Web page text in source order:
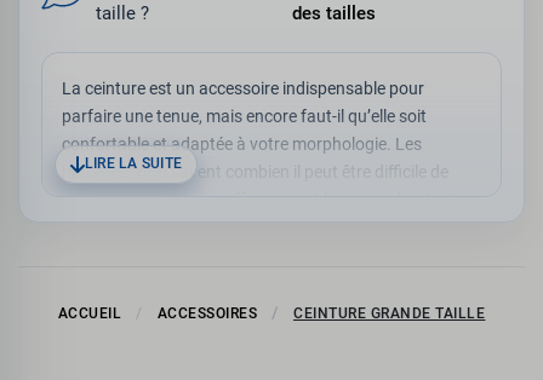
taille ?
des tailles
La ceinture est un accessoire indispensable pour
parfaire une tenue, mais encore faut-il qu’elle soit
confortable et adaptée à votre morphologie. Les
hommes forts savent combien il peut être difficile de
trouver une ceinture suffisamment longue, robuste et
aisance au quotidien.
LIRE LA SUITE
ACCUEIL ACCESSOIRES CEINTURE GRANDE TAILLE